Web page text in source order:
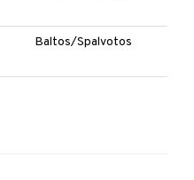
Baltos/Spalvotos